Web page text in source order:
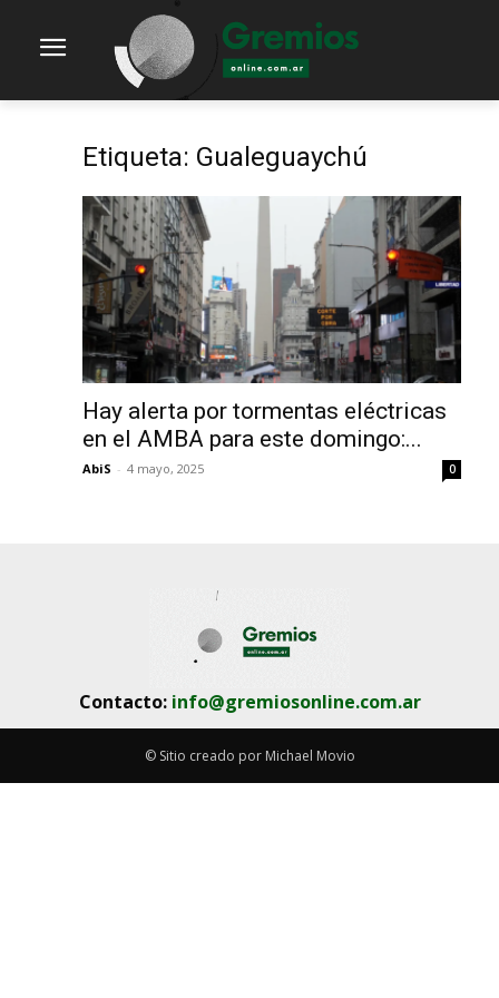
Etiqueta: Gualeguaychú
Hay alerta por tormentas eléctricas
en el AMBA para este domingo:...
AbiS - 4 mayo, 2025 0
Contacto: info@gremiosonline.com.ar
© Sitio creado por Michael Movio